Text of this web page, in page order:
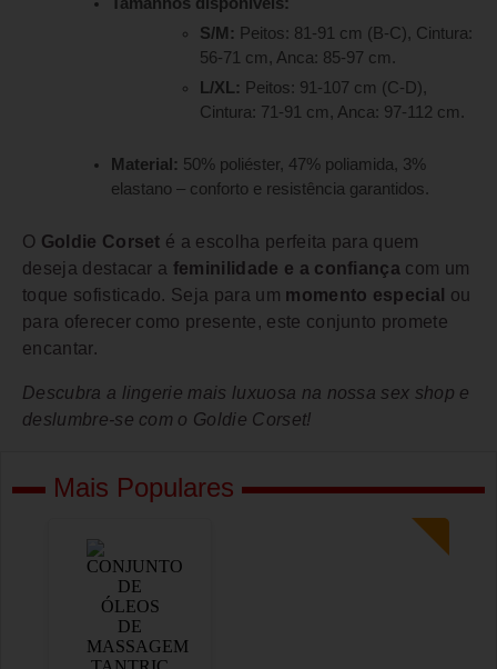
S/M: Peitos: 81-91 cm (B-C), Cintura:
56-71 cm, Anca: 85-97 cm.
L/XL: Peitos: 91-107 cm (C-D),
Cintura: 71-91 cm, Anca: 97-112 cm.
Material: 50% poliéster, 47% poliamida, 3%
elastano – conforto e resistência garantidos.
O Goldie Corset é a escolha perfeita para quem
deseja destacar a feminilidade e a confiança com um
toque sofisticado. Seja para um momento especial
ou
para oferecer como presente, este conjunto promete
encantar.
Descubra a lingerie mais luxuosa na nossa sex shop e
deslumbre-se com o Goldie Corset!
Mais Populares